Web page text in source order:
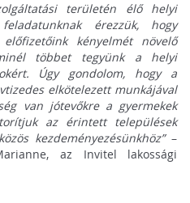
területén élő helyi
érezzük, hogy
kényelmét növelő
többet tegyünk a helyi
Úgy gondolom, hogy a
elkötelezett munkájával
van jótevőkre a gyermekek
az érintett települések
kezdeményezésünkhöz”–
az Invitel lakossági